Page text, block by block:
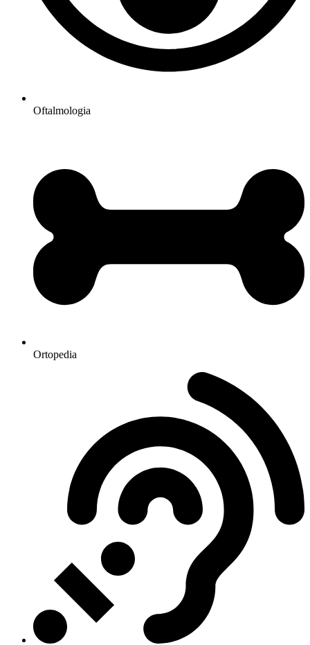
Oftalmologia
Ortopedia